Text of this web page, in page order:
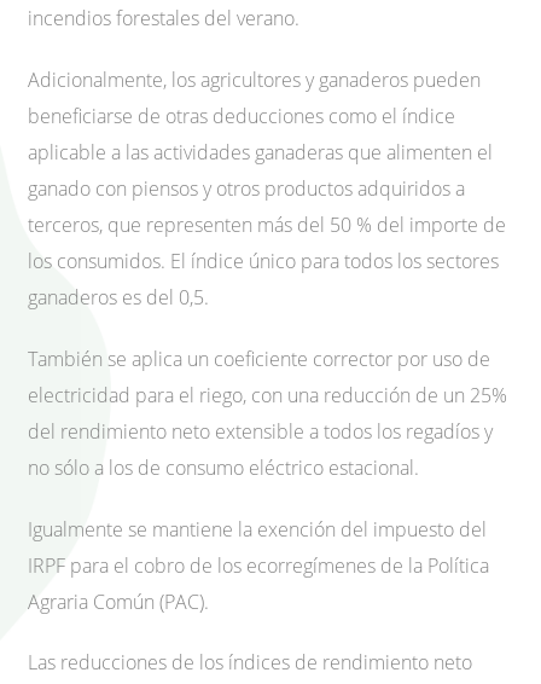
incendios forestales del verano.
Adicionalmente, los agricultores y ganaderos pueden
beneficiarse de otras deducciones como el índice
aplicable a las actividades ganaderas que alimenten el
ganado con piensos y otros productos adquiridos a
terceros, que representen más del 50 % del importe de
los consumidos. El índice único para todos los sectores
ganaderos es del 0,5.
También se aplica un coeficiente corrector por uso de
electricidad para el riego, con una reducción de un 25%
del rendimiento neto extensible a todos los regadíos y
no sólo a los de consumo eléctrico estacional.
Igualmente se mantiene la exención del impuesto del
IRPF para el cobro de los ecorregímenes de la Política
Agraria Común (PAC).
Las reducciones de los índices de rendimiento neto